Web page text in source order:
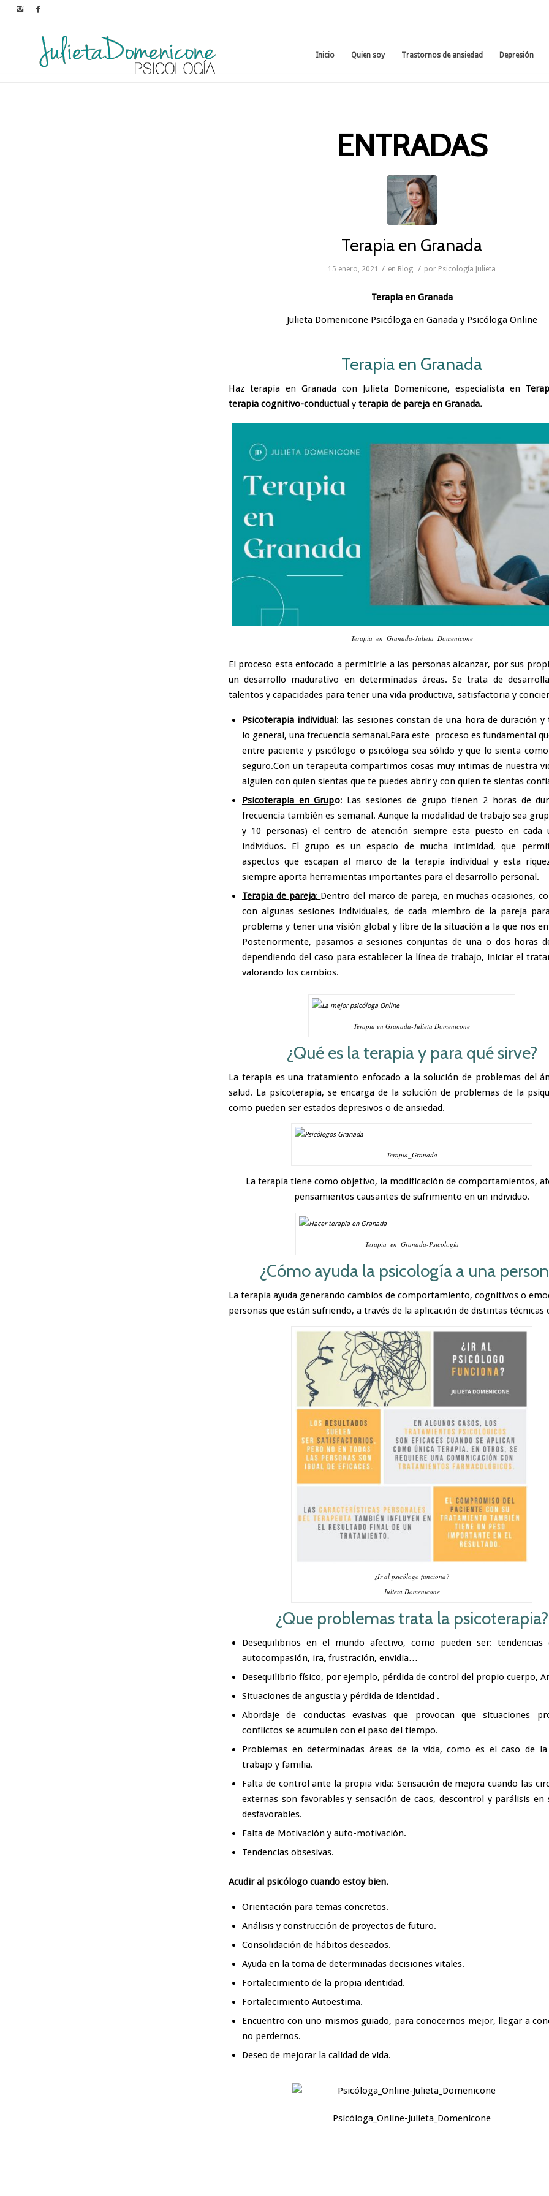
Inicio Quien soy Trastornos de ansiedad Depresión
ENTRADAS
Terapia en Granada
15 enero, 2021 / en Blog / por Psicología Julieta
Terapia en Granada
Julieta DomeniconePsicóloga en Ganada y Psicóloga Online
Terapia en Granada
Haz terapia en Granada con Julieta Domenicone, especialista en
terapia cognitivo-conductual y terapia de pareja en Granada.
Terapia_en_Granada-Julieta_Domenicone
El proceso esta enfocado a permitirle a las personas alcanzar, por sus
un desarrollo madurativo en determinadas áreas. Se trata de
talentos y capacidades para tener una vida productiva, satisfactoria y
Psicoterapia individual: las sesiones constan de una hora de duración
lo general, una frecuencia semanal.Para este proceso es fundamental
entre paciente y psicólogo o psicóloga sea sólido y que lo sienta
seguro.Con un terapeuta compartimos cosas muy intimas de nuestra
alguien con quien sientas que te puedes abrir y con quien te sientas
Psicoterapia en Grupo: Las sesiones de grupo tienen 2 horas de
frecuencia también es semanal. Aunque la modalidad de trabajo sea
y 10 personas) el centro de atención siempre esta puesto en cada
individuos. El grupo es un espacio de mucha intimidad, que
aspectos que escapan al marco de la terapia individual y esta
siempre aporta herramientas importantes para el desarrollo personal.
Terapia de pareja: Dentro del marco de pareja, en muchas ocasiones,
con algunas sesiones individuales, de cada miembro de la pareja
problema y tener una visión global y libre de la situación a la que nos
Posteriormente, pasamos a sesiones conjuntas de una o dos horas
dependiendo del caso para establecer la línea de trabajo, iniciar el
valorando los cambios.
Terapia en Granada-Julieta Domenicone
¿Qué es la terapia y para qué sirve?
La terapia es una tratamiento enfocado a la solución de problemas del
salud. La psicoterapia, se encarga de la solución de problemas de la
como pueden ser estados depresivos o de ansiedad.
Terapia_Granada
La terapia tiene como objetivo, la modificación de comportamientos,
pensamientos causantes de sufrimiento en un individuo.
Terapia_en_Granada-Psicología
¿Cómo ayuda la psicología a una
La terapia ayuda generando cambios de comportamiento, cognitivos o
personas que están sufriendo, a través de la aplicación de distintas técnicas
¿Ir al psicólogo funciona?
Julieta Domenicone
¿Que problemas trata la psicoterapia?
Desequilibrios en el mundo afectivo, como pueden ser: tendencias
autocompasión, ira, frustración, envidia…
Desequilibrio físico, por ejemplo, pérdida de control del propio cuerpo,
Situaciones de angustia y pérdida de identidad .
Abordaje de conductas evasivas que provocan que situaciones
conflictos se acumulen con el paso del tiempo.
Problemas en determinadas áreas de la vida, como es el caso de
trabajo y familia.
Falta de control ante la propia vida: Sensación de mejora cuando las
externas son favorables y sensación de caos, descontrol y parálisis en
desfavorables.
Falta de Motivación y auto-motivación.
Tendencias obsesivas.
Acudir al psicólogo cuando estoy bien.
Orientación para temas concretos.
Análisis y construcción de proyectos de futuro.
Consolidación de hábitos deseados.
Ayuda en la toma de determinadas decisiones vitales.
Fortalecimiento de la propia identidad.
Fortalecimiento Autoestima.
Encuentro con uno mismos guiado, para conocernos mejor, llegar a
no perdernos.
Deseo de mejorar la calidad de vida.
Psicóloga_Online-Julieta_Domenicone